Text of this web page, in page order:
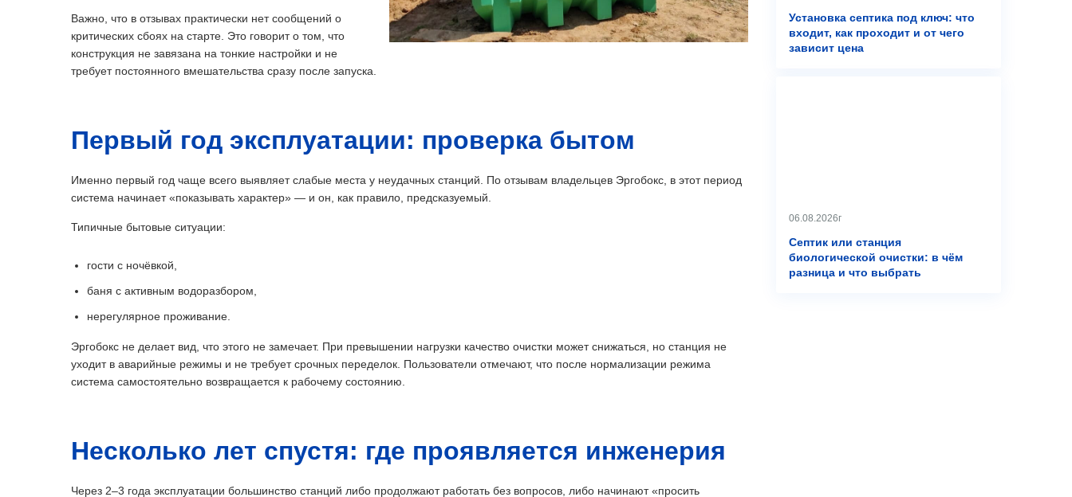
Важно, что в отзывах практически нет сообщений о
критических сбоях на старте. Это говорит о том, что
конструкция не завязана на тонкие настройки и не
требует постоянного вмешательства сразу после запуска.
Первый год эксплуатации: проверка бытом
Именно первый год чаще всего выявляет слабые места у неудачных станций. По отзывам владельцев Эргобокс, в этот период
система начинает «показывать характер» — и он, как правило, предсказуемый.
Типичные бытовые ситуации:
гости с ночёвкой,
баня с активным водоразбором,
нерегулярное проживание.
Эргобокс не делает вид, что этого не замечает. При превышении нагрузки качество очистки может снижаться, но станция не
уходит в аварийные режимы и не требует срочных переделок. Пользователи отмечают, что после нормализации режима
система самостоятельно возвращается к рабочему состоянию.
Несколько лет спустя: где проявляется инженерия
Через 2–3 года эксплуатации большинство станций либо продолжают работать без вопросов, либо начинают «просить
Установка септика под ключ: что
входит, как проходит и от чего
зависит цена
06.08.2026г
Септик или станция
биологической очистки: в чём
разница и что выбрать